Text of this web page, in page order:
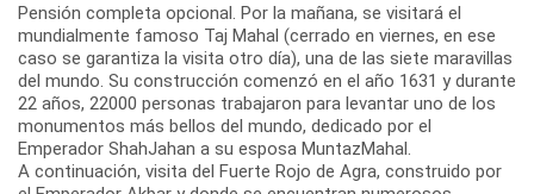
Pensión completa opcional. Por la mañana, se visitará el
mundialmente famoso Taj Mahal (cerrado en viernes, en ese
caso se garantiza la visita otro día), una de las siete maravillas
del mundo. Su construcción comenzó en el año 1631 y durante
22 años, 22000 personas trabajaron para levantar uno de los
monumentos más bellos del mundo, dedicado por el
Emperador ShahJahan a su esposa MuntazMahal.
A continuación, visita del Fuerte Rojo de Agra, construido por